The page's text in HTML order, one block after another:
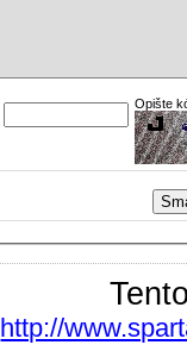
Opište
http://